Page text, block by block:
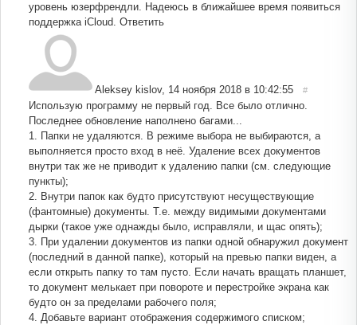
уровень юзерфрендли. Надеюсь в ближайшее время появиться
поддержка iCloud. Ответить
Aleksey kislov, 14 ноября 2018 в 10:42:55 #
Использую программу не первый год. Все было отлично.
Последнее обновление наполнено багами...
1. Папки не удаляются. В режиме выбора не выбираются, а
выполняется просто вход в неё. Удаление всех документов
внутри так же не приводит к удалению папки (см. следующие
пункты);
2. Внутри папок как будто присутствуют несуществующие
(фантомные) документы. Т.е. между видимыми документами
дырки (такое уже однажды было, исправляли, и щас опять);
3. При удалении документов из папки одной обнаружил документ
(последний в данной папке), который на превью папки виден, а
если открыть папку то там пусто. Если начать вращать планшет,
то документ мелькает при повороте и перестройке экрана как
будто он за пределами рабочего поля;
4. Добавьте вариант отображения содержимого списком;